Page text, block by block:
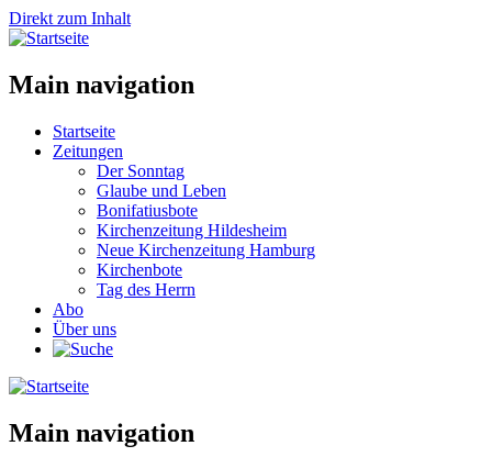
Direkt zum Inhalt
Main navigation
Startseite
Zeitungen
Der Sonntag
Glaube und Leben
Bonifatiusbote
Kirchenzeitung Hildesheim
Neue Kirchenzeitung Hamburg
Kirchenbote
Tag des Herrn
Abo
Über uns
Main navigation